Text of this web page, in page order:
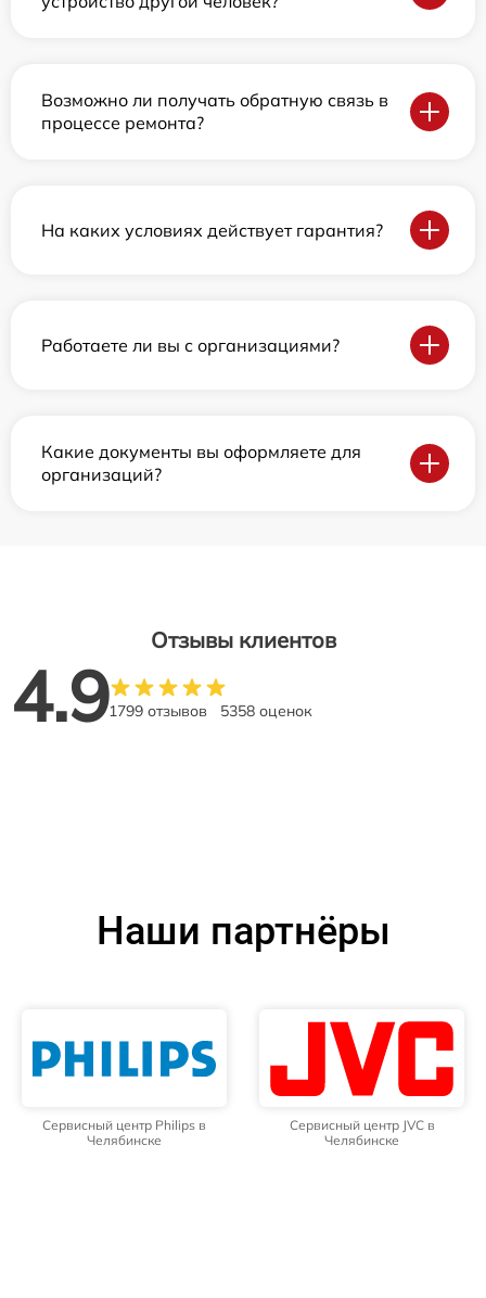
Возможно ли получать обратную связь в
процессе ремонта?
На каких условиях действует гарантия?
Работаете ли вы с организациями?
Какие документы вы оформляете для
организаций?
Отзывы клиентов
4.91799 отзывов 5358 оценок
Наши партнёры
Сервисный центр Philips в
Челябинске
Сервисный центр JVC в
Челябинске